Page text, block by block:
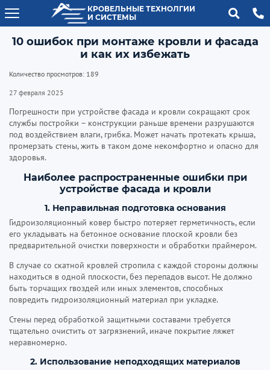
КРОВЕЛЬНЫЕ ТЕХНОЛГИИ
И СИСТЕМЫ
10 ошибок при монтаже кровли и фасада
и как их избежать
Количество просмотров: 189
27 февраля 2025
Погрешности при устройстве фасада и кровли сокращают срок
службы постройки – конструкции раньше времени разрушаются
под воздействием влаги, грибка. Может начать протекать крыша,
промерзать стены, жить в таком доме некомфортно и опасно для
здоровья.
Наиболее распространенные ошибки при
устройстве фасада и кровли
1. Неправильная подготовка основания
Гидроизоляционный ковер быстро потеряет герметичность, если
его укладывать на бетонное основание плоской кровли без
предварительной очистки поверхности и обработки праймером.
В случае со скатной кровлей стропила с каждой стороны должны
находиться в одной плоскости, без перепадов высот. Не должно
быть торчащих гвоздей или иных элементов, способных
повредить гидроизоляционный материал при укладке.
Стены перед обработкой защитными составами требуется
тщательно очистить от загрязнений, иначе покрытие ляжет
неравномерно.
2. Использование неподходящих материалов